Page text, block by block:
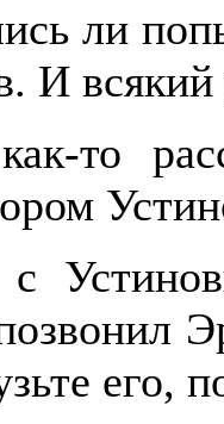
ли
И
то
его,